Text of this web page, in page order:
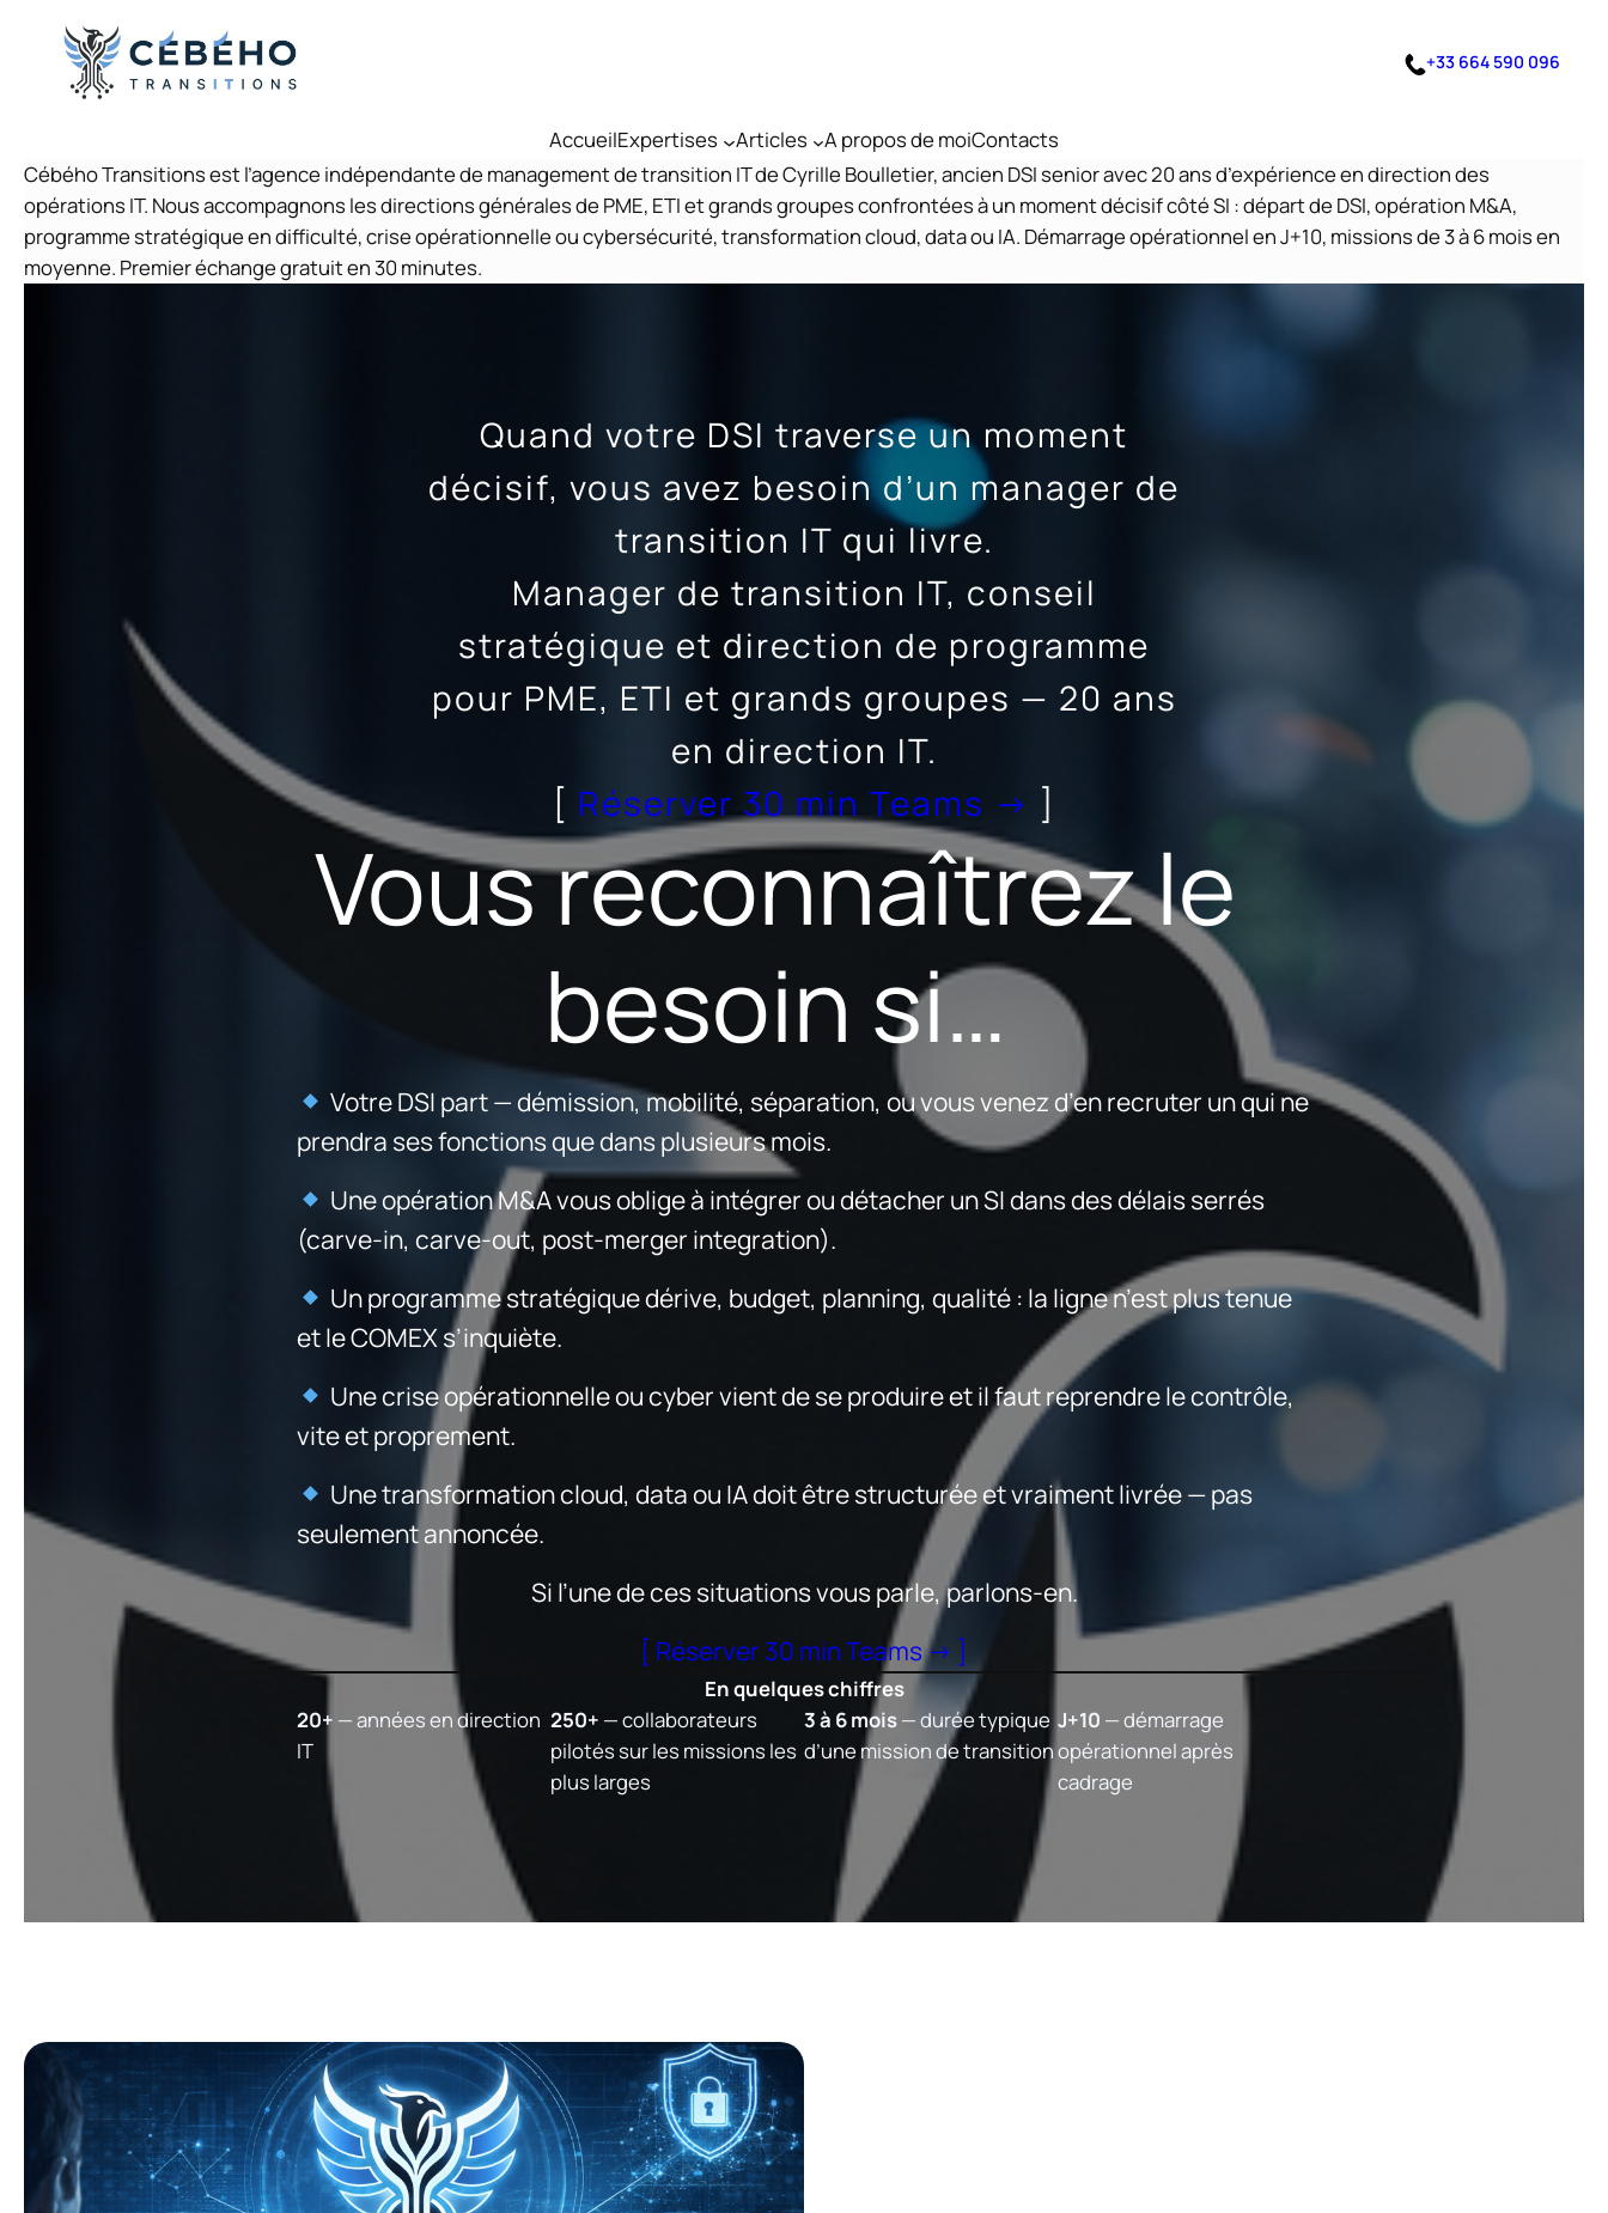
contenu
+33 664 590 096
AccueilExpertises Articles A propos de moiContacts
Cébého Transitions est l’agence indépendante de management de transition IT de Cyrille Boulletier, ancien DSI senior avec 20 ans d’expérience en direction des
opérations IT. Nous accompagnons les directions générales de PME, ETI et grands groupes confrontées à un moment décisif côté SI : départ de DSI, opération M&A,
programme stratégique en difficulté, crise opérationnelle ou cybersécurité, transformation cloud, data ou IA. Démarrage opérationnel en J+10, missions de 3 à 6 mois en
moyenne. Premier échange gratuit en 30 minutes.
Quand votre DSI traverse un moment
décisif, vous avez besoin d’un manager de
transition IT qui livre.
Manager de transition IT, conseil
stratégique et direction de programme
pour PME, ETI et grands groupes — 20 ans
en direction IT.
[ Réserver 30 min Teams → ]
Vous reconnaîtrez le
besoin si…
Votre DSI part — démission, mobilité, séparation, ou vous venez d’en recruter un qui ne
prendra ses fonctions que dans plusieurs mois.
Une opération M&A vous oblige à intégrer ou détacher un SI dans des délais serrés
(carve-in, carve-out, post-merger integration).
Un programme stratégique dérive, budget, planning, qualité : la ligne n’est plus tenue
et le COMEX s’inquiète.
Une crise opérationnelle ou cyber vient de se produire et il faut reprendre le contrôle,
vite et proprement.
Une transformation cloud, data ou IA doit être structurée et vraiment livrée — pas
seulement annoncée.
Si l’une de ces situations vous parle, parlons-en.
[ Réserver 30 min Teams → ]
En quelques chiffres
20+ — années en direction
IT
250+ — collaborateurs
pilotés sur les missions les
plus larges
3 à 6 mois— durée typique
d’une mission de transition
J+10 — démarrage
opérationnel après
cadrage